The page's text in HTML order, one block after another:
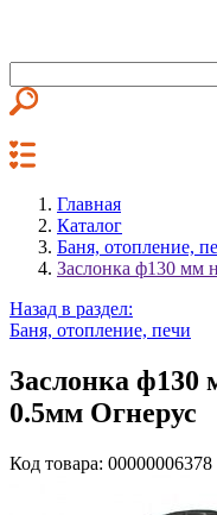
Главная
Каталог
Баня, отопление,
Заслонка ф130 мм
Назад в раздел:
Баня, отопление, печи
Заслонка ф130
0.5мм Огнерус
Код товара: 00000006378